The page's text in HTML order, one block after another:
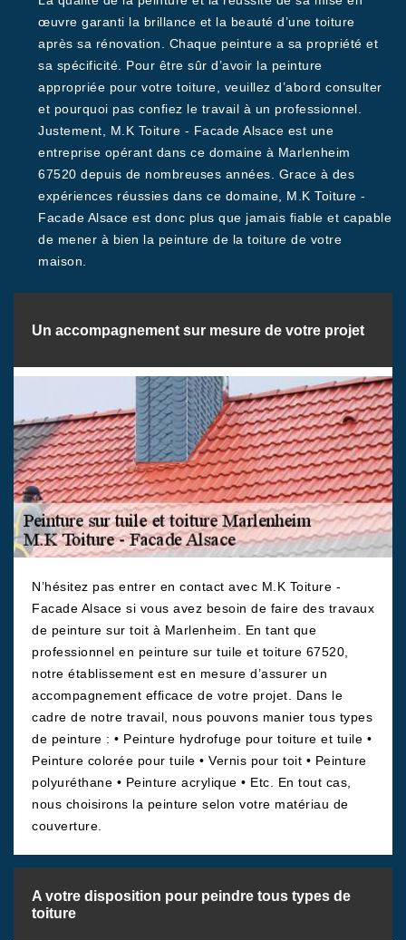
œuvre garanti la brillance et la beauté d’une toiture
après sa rénovation. Chaque peinture a sa propriété et
sa spécificité. Pour être sûr d’avoir la peinture
appropriée pour votre toiture, veuillez d’abord consulter
et pourquoi pas confiez le travail à un professionnel.
Justement, M.K Toiture - Facade Alsace est une
entreprise opérant dans ce domaine à Marlenheim
67520 depuis de nombreuses années. Grace à des
expériences réussies dans ce domaine, M.K Toiture -
Facade Alsace est donc plus que jamais fiable et capable
de mener à bien la peinture de la toiture de votre
maison.
Un accompagnement sur mesure de votre projet
N’hésitez pas entrer en contact avec M.K Toiture -
Facade Alsace si vous avez besoin de faire des travaux
de peinture sur toit à Marlenheim. En tant que
professionnel en peinture sur tuile et toiture 67520,
notre établissement est en mesure d’assurer un
accompagnement efficace de votre projet. Dans le
cadre de notre travail, nous pouvons manier tous types
de peinture : • Peinture hydrofuge pour toiture et tuile •
Peinture colorée pour tuile • Vernis pour toit • Peinture
polyuréthane • Peinture acrylique • Etc. En tout cas,
nous choisirons la peinture selon votre matériau de
couverture.
A votre disposition pour peindre tous types de
toiture